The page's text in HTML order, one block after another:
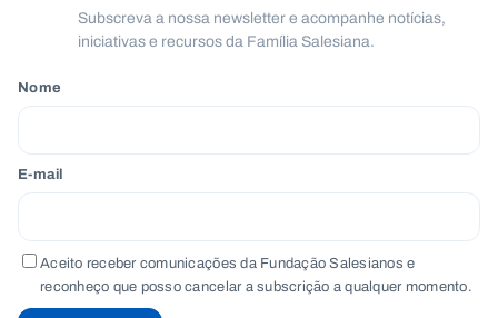
Subscreva a nossa newsletter e acompanhe notícias,
iniciativas e recursos da Família Salesiana.
Nome
E-mail
Aceito receber comunicações da Fundação Salesianos e
reconheço que posso cancelar a subscrição a qualquer momento.